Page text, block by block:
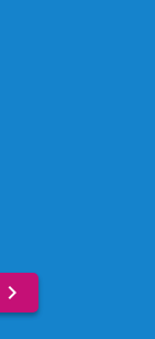
chevron_right